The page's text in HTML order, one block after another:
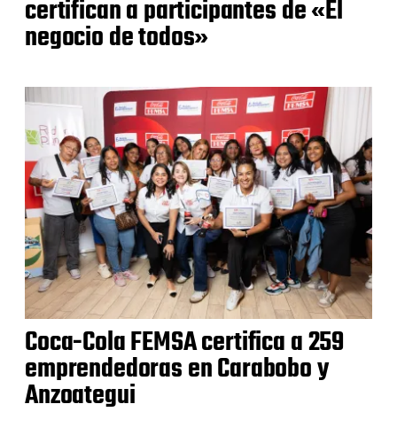
certifican a participantes de «El
negocio de todos»
Coca-Cola FEMSA certifica a 259
emprendedoras en Carabobo y
Anzoategui